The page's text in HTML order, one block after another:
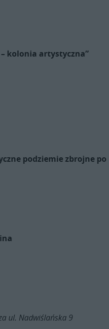
kolonia artystyczna”
podziemie zbrojne po
ul. Nadwiślańska 9